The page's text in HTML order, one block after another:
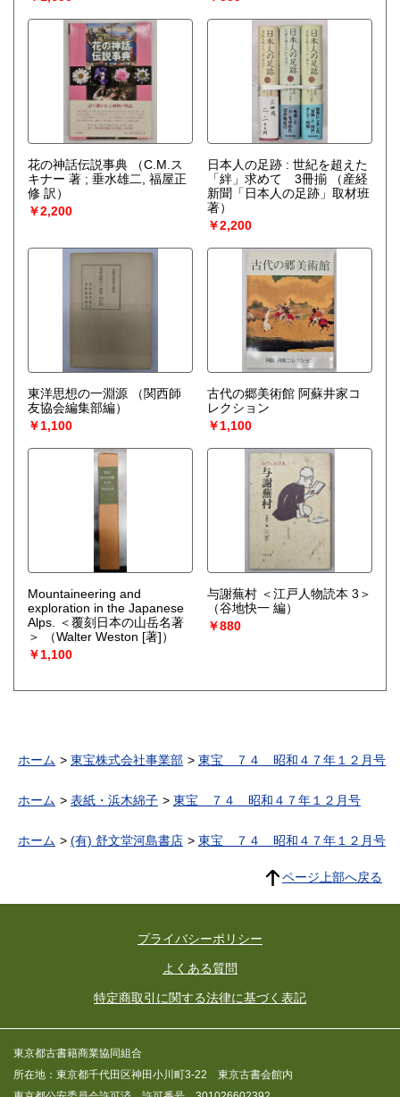
花の神話伝説事典
（C.M.ス
キナー 著 ; 垂水雄二, 福屋正
修 訳）
￥2,200
日本人の足跡 : 世紀を超えた
「絆」求めて 3冊揃
（産経
新聞「日本人の足跡」取材班
著）
￥2,200
東洋思想の一淵源
（関西師
友協会編集部編）
￥1,100
古代の郷美術館 阿蘇井家コ
レクション
￥1,100
Mountaineering and
exploration in the Japanese
Alps. ＜覆刻日本の山岳名著
＞
（Walter Weston [著]）
￥1,100
与謝蕪村 ＜江戸人物読本 3＞
（谷地快一 編）
￥880
ホーム 東宝株式会社事業部 東宝 ７４ 昭和４７年１２月号
ホーム 表紙・浜木綿子 東宝 ７４ 昭和４７年１２月号
ホーム (有) 舒文堂河島書店 東宝 ７４ 昭和４７年１２月号
ページ上部へ戻る
プライバシーポリシー
よくある質問
特定商取引に関する法律に基づく表記
東京都古書籍商業協同組合
所在地：東京都千代田区神田小川町3-22 東京古書会館内